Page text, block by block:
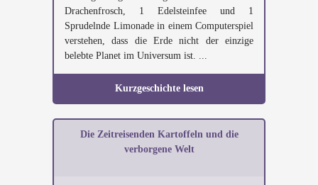
Drachenfrosch, 1 Edelsteinfee und 1
Sprudelnde Limonade in einem Computerspiel
verstehen, dass die Erde nicht der einzige
belebte Planet im Universum ist. ...
Kurzgeschichte lesen
Die Zeitreisenden Kartoffeln und die
verborgene Welt